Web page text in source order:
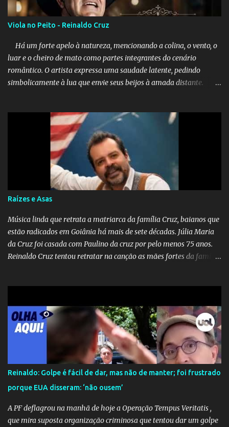
Viola no Peito - Reinaldo Cruz
Há um forte apelo à natureza, mencionando a colina, o vento, o
luar e o cheiro de mato como partes integrantes do cenário
romântico. O artista expressa uma saudade latente, pedindo
simbolicamente à lua que envie seus beijos à amada distante. A
destino. Reinaldo Cruz enfatiza que seu coração nasceu para ela e
que continuará esperando enquanto houver canções para entoar. A
obra conclui como uma promessa de fidelidade e esperança no
reencontro, unindo a tradição da viola com o sentimento universal
do amor. No geral, o vídeo apresenta uma narrativa lírica sobre a
persistência do afeto através do tempo e do espaço. YouTube
YouTube YouTube
Raízes e Asas
Música linda que retrata a matriarca da família Cruz, baianos que
estão radicados em Goiânia há mais de sete décadas. Júlia Maria
da Cruz foi casada com Paulino da cruz por pelo menos 75 anos.
Reinaldo Cruz tentou retratar na canção as mães fortes da família
Reinaldo: Golpe é fácil de dar, mas não de manter; foi frustrado
porque EUA disseram: ‘não ousem’
A PF deflagrou na manhã de hoje a Operação Tempus Veritatis ,
que mira suposta organização criminosa que tentou dar um golpe